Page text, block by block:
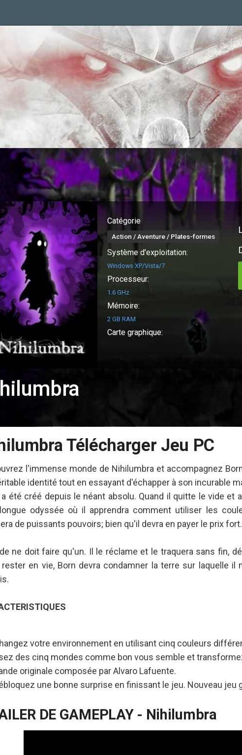
Catégorie
Action / Aventure / Plates-formes
Système d'exploitation:
Windows XP/Vista/7
Processeur:
1.6 GHz
Mémoire:
2 GB RAM
Carte graphique:
Télécharger Jeu PC
l'immense monde de Nihilumbra et accompagnez
identité tout en essayant d'échapper à son incurable
a été créé depuis le néant absolu. Quand il quitte le vide et
odyssée où il apprendra comment utiliser les
de puissants pouvoirs; bien qu'il devra en payer le prix fort.
ne doit faire qu'un. Il le réclame et le traquera sans fin,
rester en vie, Born devra condamner la terre sur laquelle il
votre environnement en utilisant cinq couleurs
des cinq mondes comme bon vous semble et
originale composée par Alvaro Lafuente.
une bonne surprise en finissant le jeu. Nouveau jeu
DE GAMEPLAY - Nihilumbra